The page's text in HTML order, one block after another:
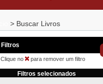
> Buscar Livros
Filtros
Clique no para remover um filtro
Filtros selecionados